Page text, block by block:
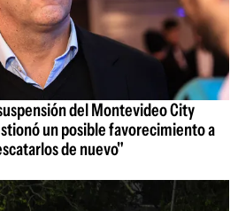
del Montevideo City
un posible favorecimiento a
de nuevo"